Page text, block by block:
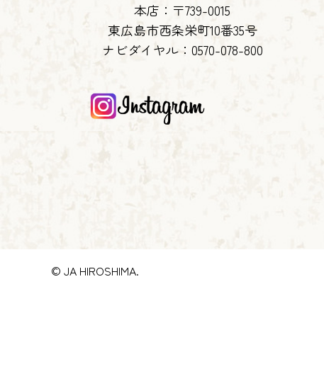
本店：〒739-0015
東広島市西条栄町10番35号
ナビダイヤル： 0570-078-800
© JA HIROSHIMA.